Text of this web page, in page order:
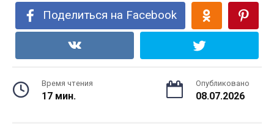
Поделиться на Facebook
Время чтения
17 мин.
Опубликовано
08.07.2026